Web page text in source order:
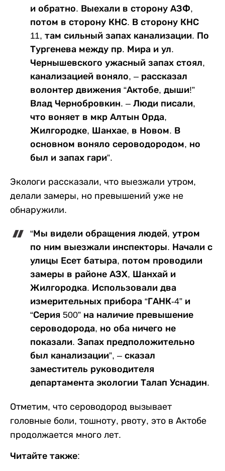
и обратно. Выехали в сторону АЗФ,
потом в сторону КНС. В сторону КНС
11, там сильный запах канализации. По
Тургенева между пр. Мира и ул.
Чернышевского ужасный запах стоял,
канализацией воняло, – рассказал
волонтер движения “Актобе, дыши!”
Влад Чернобровкин. – Люди писали,
что воняет в мкр Алтын Орда,
Жилгородке, Шанхае, в Новом. В
основном воняло сероводородом, но
был и запах гари”.
Экологи рассказали, что выезжали утром,
делали замеры, но превышений уже не
обнаружили.
“Мы видели обращения людей, утром
по ним выезжали инспекторы. Начали с
улицы Есет батыра, потом проводили
замеры в районе АЗХ, Шанхай и
Жилгородка. Использовали два
измерительных прибора “ГАНК-4” и
“Серия 500” на наличие превышение
сероводорода, но оба ничего не
показали. Запах предположительно
был канализации”, – сказал
заместитель руководителя
департамента экологии Талап Уснадин.
Отметим, что сероводород вызывает
головные боли, тошноту, рвоту, это в Актобе
продолжается много лет.
Читайте также: